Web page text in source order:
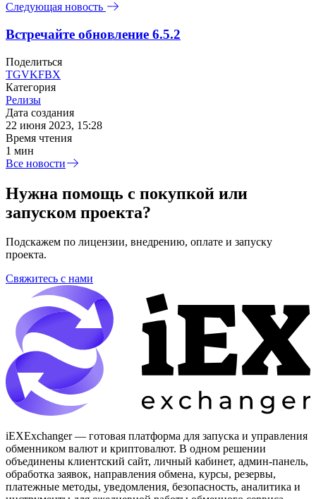
Следующая новость
Встречайте обновление 6.5.2
Поделиться
TGVKFBX
Категория
Релизы
Дата создания
22 июня 2023, 15:28
Время чтения
1 мин
Все новости
Нужна помощь с покупкой или
запуском проекта?
Подскажем по лицензии, внедрению, оплате и запуску
проекта.
Свяжитесь с нами
iEXExchanger — готовая платформа для запуска и управления
обменником валют и криптовалют. В одном решении
объединены клиентский сайт, личный кабинет, админ-панель,
обработка заявок, направления обмена, курсы, резервы,
платежные методы, уведомления, безопасность, аналитика и